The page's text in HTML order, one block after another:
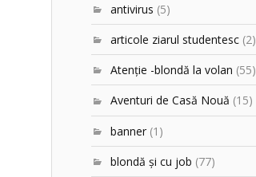
antivirus (5)
articole ziarul studentesc (2)
Atenţie -blondă la volan (55)
Aventuri de Casă Nouă (15)
banner (1)
blondă şi cu job (77)